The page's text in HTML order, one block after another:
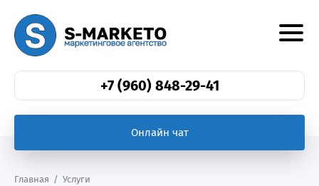
+7 (960) 848-29-41
Онлайн чат
Главная / Услуги